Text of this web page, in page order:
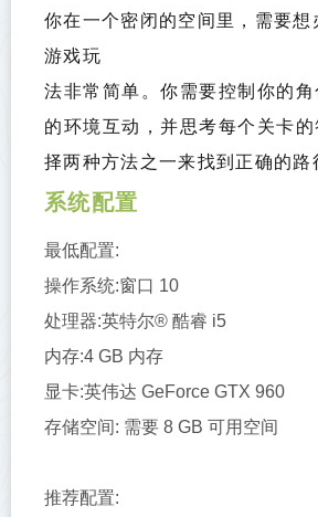
你在一个密闭的空间里，需要想
游戏玩
法非常简单。你需要控制你的
的环境互动，并思考每个关卡
择两种方法之一来找到正确的路
系统配置
最低配置:
操作系统:窗口 10
处理器:英特尔® 酷睿 i5
内存:4 GB 内存
显卡:英伟达 GeForce GTX 960
存储空间: 需要 8 GB 可用空间
推荐配置: